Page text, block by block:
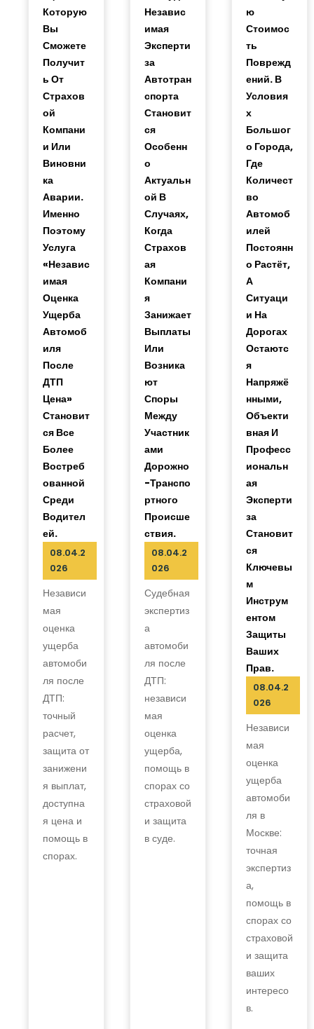
Которую
Вы
Сможете
Получит
Ь От
Страхов
Ой
Компани
И Или
Виновни
Ка
Аварии.
Именно
Поэтому
Услуга
«независ
Имая
Оценка
Ущерба
Автомоб
Иля
После
ДТП
Цена»
Становит
Ся Все
Более
Востреб
Ованной
Среди
Водител
Ей.
08.04.2
026
Независи
мая
оценка
ущерба
автомоби
ля после
ДТП:
точный
расчет,
защита от
занижени
я выплат,
доступна
я цена и
помощь в
спорах.
Независ
Имая
Эксперти
За
Автотран
Спорта
Становит
Ся
Особенн
О
Актуальн
Ой В
Случаях,
Когда
Страхов
Ая
Компани
Я
Занижает
Выплаты
Или
Возника
Ют
Споры
Между
Участник
Ами
Дорожно
-транспо
Ртного
Происше
Ствия.
08.04.2
026
Судебная
экспертиз
а
автомоби
ля после
ДТП:
независи
мая
оценка
ущерба,
помощь в
спорах со
страховой
и защита
в суде.
Ю
Стоимос
Ть
Поврежд
Ений. В
Условия
Х
Большог
О Города,
Где
Количест
Во
Автомоб
Илей
Постоянн
О Растёт,
А
Ситуаци
И На
Дорогах
Остаютс
Я
Напряжё
Нными,
Объекти
Вная И
Професс
Иональн
Ая
Эксперти
За
Становит
Ся
Ключевы
М
Инструм
Ентом
Защиты
Ваших
Прав.
08.04.2
026
Независи
мая
оценка
ущерба
автомоби
ля в
Москве:
точная
экспертиз
а,
помощь в
спорах со
страховой
и защита
ваших
интересо
в.